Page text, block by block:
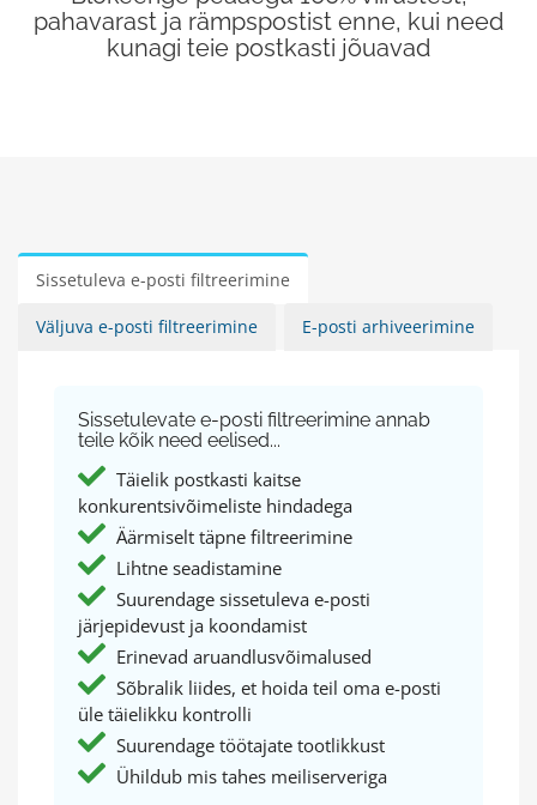
pahavarast ja rämpspostist enne, kui need
kunagi teie postkasti jõuavad
Sissetuleva e-posti filtreerimine
Väljuva e-posti filtreerimine E-posti arhiveerimine
Sissetulevate e-posti filtreerimine annab
teile kõik need eelised...
Täielik postkasti kaitse
konkurentsivõimeliste hindadega
Äärmiselt täpne filtreerimine
Lihtne seadistamine
Suurendage sissetuleva e-posti
järjepidevust ja koondamist
Erinevad aruandlusvõimalused
Sõbralik liides, et hoida teil oma e-posti
üle täielikku kontrolli
Suurendage töötajate tootlikkust
Ühildub mis tahes meiliserveriga